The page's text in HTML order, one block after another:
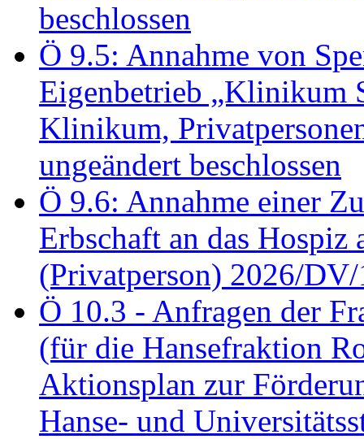
beschlossen
Ö 9.5: Annahme von
Eigenbetrieb „Klinikum
Klinikum,
ungeändert beschlossen
Ö 9.6: Annahme einer
Erbschaft an das
(Privatperson) 2026/DV/
Ö 10.3 - Anfragen der
(für die Hansefraktion
Aktionsplan zur
Hanse- und